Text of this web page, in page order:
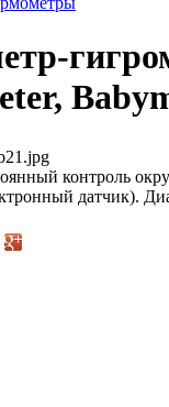
контроль
датчик).